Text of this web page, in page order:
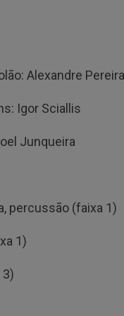
Alexandre Pereira
Igor Sciallis
Junqueira
percussão (faixa 1)
1)